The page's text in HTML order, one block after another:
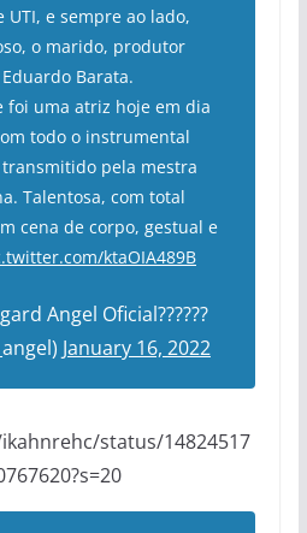
UTI, e sempre ao lado,
o marido, produtor
Eduardo Barata.
foi uma atriz hoje em dia
todo o instrumental
pela mestra
Talentosa, com total
cena de corpo, gestual e
ktaOIA489B
Angel Oficial??????
January 16, 2022
status/14824517